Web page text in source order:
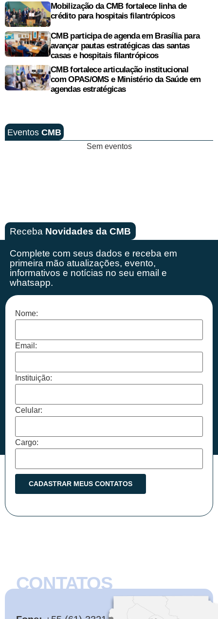
Mobilização da CMB fortalece linha de
crédito para hospitais filantrópicos
CMB participa de agenda em Brasília para
avançar pautas estratégicas das santas
casas e hospitais filantrópicos
CMB fortalece articulação institucional
com OPAS/OMS e Ministério da Saúde em
agendas estratégicas
Eventos CMB
Sem eventos
Receba Novidades da CMB
Complete com seus dados e receba em
primeira mão atualizações, evento,
informativos e notícias no seu email e
whatsapp.
Nome:
Email:
Instituição:
Celular:
Cargo:
CONTATOS